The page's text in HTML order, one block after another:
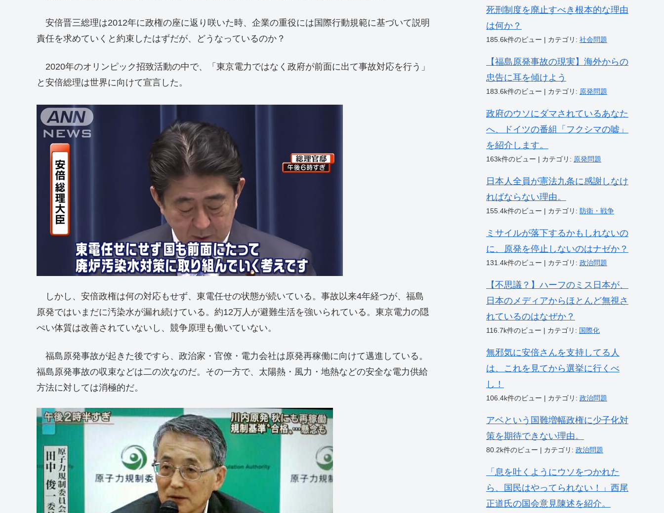
安倍晋三総理は2012年に政権の座に返り咲いた時、企業の重役には国際行動規範に基づいて説明
責任を求めていくと約束したはずだが、どうなっているのか？
2020年のオリンピック招致活動の中で、「東京電力ではなく政府が前面に出て事故対応を行う」
と安倍総理は世界に向けて宣言した。
しかし、安倍政権は何の対応もせず、東電任せの状態が続いている。事故以来4年経つが、福島
原発ではいまだに汚染水が漏れ続けている。約12万人が避難生活を強いられている。東京電力の隠
ぺい体質は改善されていないし、競争原理も働いていない。
福島原発事故が起きた後ですら、政治家・官僚・電力会社は原発再稼働に向けて邁進している。
福島原発事故の収束などは二の次なのだ。その一方で、太陽熱・風力・地熱などの安全な電力供給
方法に対しては消極的だ。
死刑制度を廃止すべき根本的な理由
は何か？
185.6k件のビュー | カテゴリ: 社会問題
【福島原発事故の現実】海外からの
忠告に耳を傾けよう
183.6k件のビュー | カテゴリ: 原発問題
政府のウソにダマされているあなた
へ、ドイツの番組「フクシマの嘘」
を紹介します。
163k件のビュー | カテゴリ: 原発問題
日本人全員が憲法九条に感謝しなけ
ればならない理由。
155.4k件のビュー | カテゴリ: 防衛・戦争
ミサイルが落下するかもしれないの
に、原発を停止しないのはナゼか？
131.4k件のビュー | カテゴリ: 政治問題
【不思議？】ハーフのミス日本が、
日本のメディアからほとんど無視さ
れているのはなぜか？
116.7k件のビュー | カテゴリ: 国際化
無邪気に安倍さんを支持してる人
は、これを見てから選挙に行くべ
し！
106.4k件のビュー | カテゴリ: 政治問題
アベという国難増幅政権に少子化対
策を期待できない理由。
80.2k件のビュー | カテゴリ: 政治問題
「息を吐くようにウソをつかれた
ら、国民はやってられない！」西尾
正道氏の国会意見陳述を紹介。